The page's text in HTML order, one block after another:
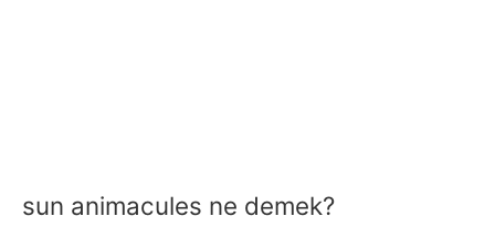
sun animacules ne demek?